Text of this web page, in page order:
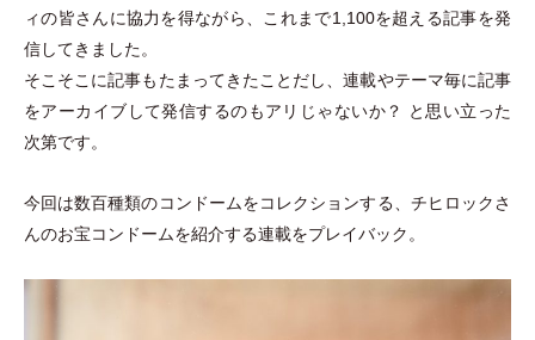
ィの皆さんに協力を得ながら、これまで1,100を超える記事を発
信してきました。
そこそこに記事もたまってきたことだし、連載やテーマ毎に記事
をアーカイブして発信するのもアリじゃないか？ と思い立った
次第です。
今回は数百種類のコンドームをコレクションする、チヒロックさ
んのお宝コンドームを紹介する連載をプレイバック。